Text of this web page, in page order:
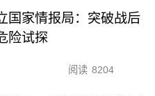
国家情报局：突破战后
险试探
阅读 8204